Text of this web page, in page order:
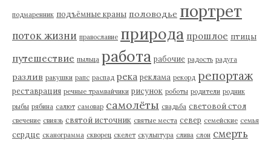
подмаренник подъёмные краны половодье портрет
поток жизни православие природа прошлое птицы
путешествие пыльца работа рабочие радость радуга
разлив ракушки рапс распад река реклама рекорд репортаж
реставрация речные трамвайчики рисунок роботы родители родник
рыбы рябина салют самовар самолёты свадьба световой стол
свечение свиязь святой источник святые места север семейские семья
сердце сканограмма скворец скелет скульптура слива слон смерть